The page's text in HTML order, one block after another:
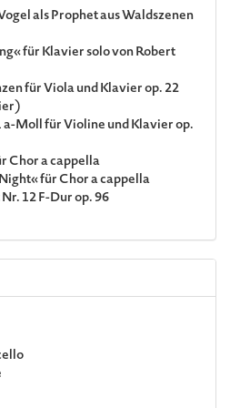
als Prophet aus Waldszenen
für Klavier solo von Robert
für Viola und Klavier op. 22
a-Moll für Violine und Klavier op.
Chor a cappella
für Chor a cappella
12 F-Dur op. 96